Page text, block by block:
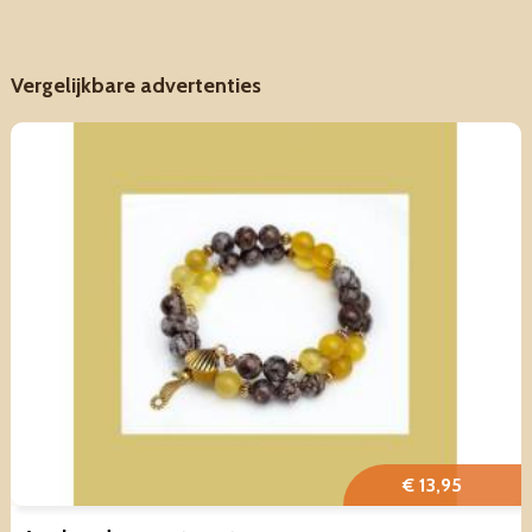
Vergelijkbare advertenties
€ 13,95